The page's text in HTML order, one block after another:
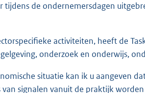
tijdens de ondernemersdagen
activiteiten, heeft de
onderzoek en onderwijs,
situatie kan ik u aangeven
van signalen vanuit de praktijk